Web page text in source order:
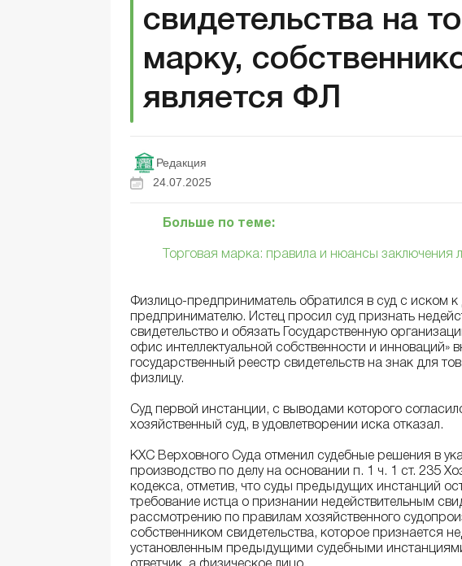
свидетельства на
марку,
является ФЛ
Редакция
24.07.2025
Больше по теме:
Торговая марка: правила и нюансы заключения
Физлицо-предприниматель обратился в суд с иском к
предпринимателю. Истец просил суд признать
свидетельство и обязать Государственную
офис интеллектуальной собственности и инноваций»
государственный реестр свидетельств на знак для
физлицу.
Суд первой инстанции, с выводами которого
хозяйственный суд, в удовлетворении иска отказал.
КХС Верховного Суда отменил судебные решения в
производство по делу на основании п. 1 ч. 1 ст. 235
кодекса, отметив, что суды предыдущих инстанций
требование истца о признании недействительным
рассмотрению по правилам хозяйственного
собственником свидетельства, которое признается
установленным предыдущими судебными